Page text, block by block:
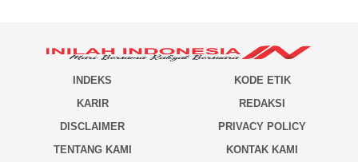
INDEKS
KODE ETIK
KARIR
REDAKSI
DISCLAIMER
PRIVACY POLICY
TENTANG KAMI
KONTAK KAMI